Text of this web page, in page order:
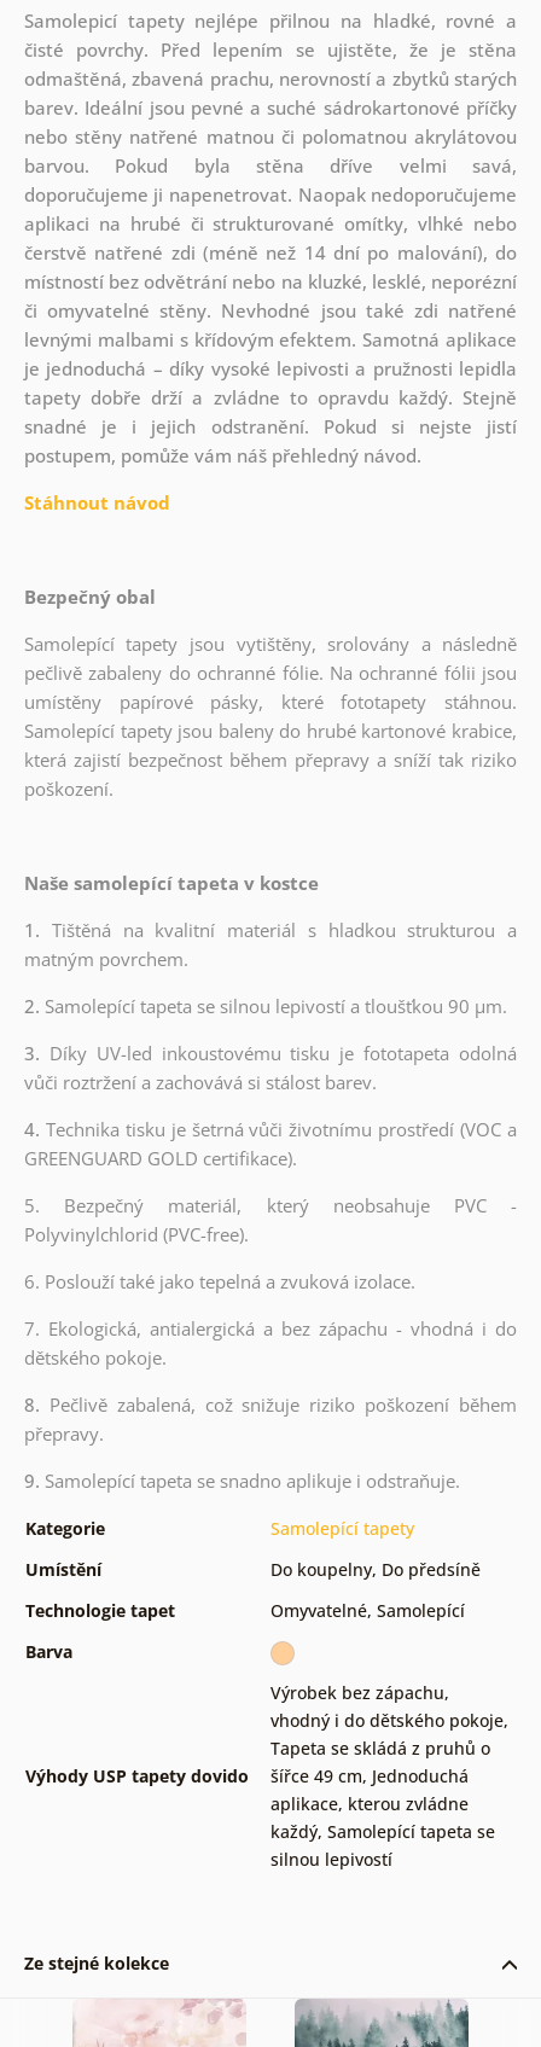
Samolepicí tapety nejlépe přilnou na hladké, rovné a
čisté povrchy. Před lepením se ujistěte, že je stěna
odmaštěná, zbavená prachu, nerovností a zbytků starých
barev. Ideální jsou pevné a suché sádrokartonové příčky
nebo stěny natřené matnou či polomatnou akrylátovou
barvou. Pokud byla stěna dříve velmi savá,
doporučujeme ji napenetrovat. Naopak nedoporučujeme
aplikaci na hrubé či strukturované omítky, vlhké nebo
čerstvě natřené zdi (méně než 14 dní po malování), do
místností bez odvětrání nebo na kluzké, lesklé, neporézní
či omyvatelné stěny. Nevhodné jsou také zdi natřené
levnými malbami s křídovým efektem. Samotná aplikace
je jednoduchá – díky vysoké lepivosti a pružnosti lepidla
tapety dobře drží a zvládne to opravdu každý. Stejně
snadné je i jejich odstranění. Pokud si nejste jistí
postupem, pomůže vám náš přehledný návod.
Stáhnout návod
Bezpečný obal
Samolepící tapety jsou vytištěny, srolovány a následně
pečlivě zabaleny do ochranné fólie. Na ochranné fólii jsou
umístěny papírové pásky, které fototapety stáhnou.
Samolepící tapety jsou baleny do hrubé kartonové krabice,
která zajistí bezpečnost během přepravy a sníží tak riziko
poškození.
Naše samolepící tapeta v kostce
1. Tištěná na kvalitní materiál s hladkou strukturou a
matným povrchem.
2. Samolepící tapeta se silnou lepivostí a tloušťkou 90 µm.
3. Díky UV-led inkoustovému tisku je fototapeta odolná
vůči roztržení a zachovává si stálost barev.
4. Technika tisku je šetrná vůči životnímu prostředí (VOC a
GREENGUARD GOLD certifikace).
5. Bezpečný materiál, který neobsahuje PVC -
Polyvinylchlorid (PVC-free).
6. Poslouží také jako tepelná a zvuková izolace.
7. Ekologická, antialergická a bez zápachu - vhodná i do
dětského pokoje.
8. Pečlivě zabalená, což snižuje riziko poškození během
přepravy.
9. Samolepící tapeta se snadno aplikuje i odstraňuje.
Kategorie
Samolepící tapety
Umístění
Do koupelny, Do předsíně
Technologie tapet
Omyvatelné, Samolepící
Barva
Výhody USP tapety dovido
Výrobek bez zápachu,
vhodný i do dětského pokoje,
Tapeta se skládá z pruhů o
šířce 49 cm, Jednoduchá
aplikace, kterou zvládne
každý, Samolepící tapeta se
silnou lepivostí
Ze stejné kolekce